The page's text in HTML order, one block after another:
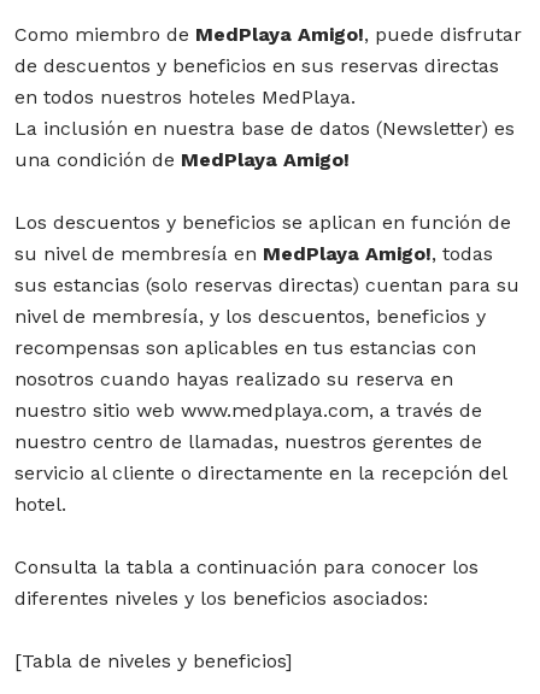
Como miembro de MedPlaya Amigo!, puede disfrutar
de descuentos y beneficios en sus reservas directas
en todos nuestros hoteles MedPlaya.
La inclusión en nuestra base de datos (Newsletter) es
una condición de MedPlaya Amigo!
Los descuentos y beneficios se aplican en función de
su nivel de membresía en MedPlaya Amigo!, todas
sus estancias (solo reservas directas) cuentan para su
nivel de membresía, y los descuentos, beneficios y
recompensas son aplicables en tus estancias con
nosotros cuando hayas realizado su reserva en
nuestro sitio web www.medplaya.com, a través de
nuestro centro de llamadas, nuestros gerentes de
servicio al cliente o directamente en la recepción del
hotel.
Consulta la tabla a continuación para conocer los
diferentes niveles y los beneficios asociados:
[Tabla de niveles y beneficios]